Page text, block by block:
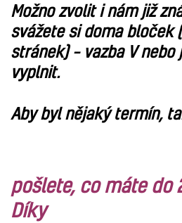
Možno zvolit i nám již
svážete si doma bloček
stránek) – vazba V nebo
vyplnit.
Aby byl nějaký termín,
pošlete, co máte do
Díky